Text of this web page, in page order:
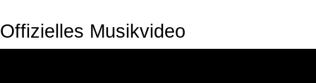
Offizielles Musikvideo